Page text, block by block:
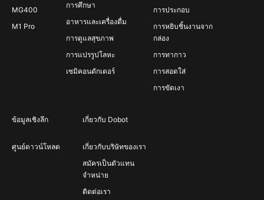
MG400
M1 Pro
การศึกษา
อาหารและเครื่องดื่ม
การดูแลสุขภาพ
การแปรรูปโลหะ
เซมิคอนดักเตอร์
การประกอบ
การหยิบชิ้นงานจาก
กล่อง
การทากาว
การสอดใส่
การขัดเงา
ข้อมูลเชิงลึก
ศูนย์ดาวน์โหลด
เกี่ยวกับ Dobot
เกี่ยวกับบริษัทของเรา
สมัครเป็นตัวแทน
จำหน่าย
ติดต่อเรา